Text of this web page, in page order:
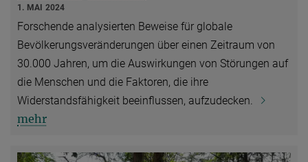
1. MAI 2024
Forschende analysierten Beweise für globale
Bevölkerungsveränderungen über einen Zeitraum von
30.000 Jahren, um die Auswirkungen von Störungen auf
die Menschen und die Faktoren, die ihre
Widerstandsfähigkeit beeinflussen, aufzudecken.
mehr